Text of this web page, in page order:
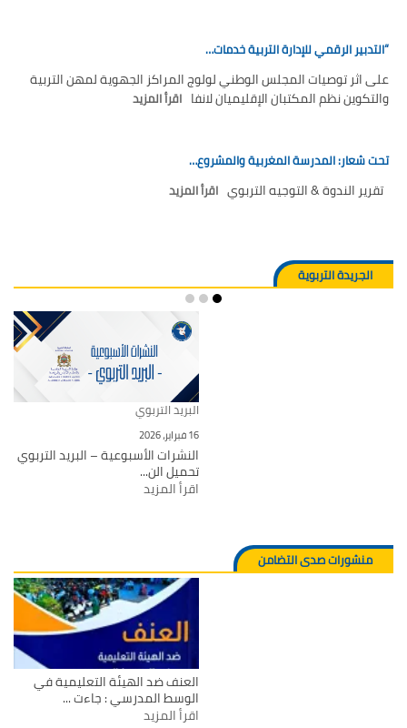
“التدبير الرقمي للإدارة التربية خدمات…
على اثر توصيات المجلس الوطني لولوج المراكز الجهوية لمهن التربية
والتكوين نظم المكتبان الإقليميان لانفا اقرأ المزيد
تحت شعار: المدرسة المغربية والمشروع…
تقرير الندوة & التوجيه التربوي اقرأ المزيد
الجريدة التربوية
البريد التربوي
16 فبراير، 2026
النشرات الأسبوعية – البريد التربوي
تحميل الن...
اقرأ المزيد
منشورات صدى التضامن
العنف ضد الهيئة التعليمية في
الوسط المدرسي : جاءت ...
اقرأ المزيد